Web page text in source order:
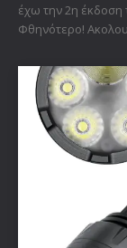
έχω την 2η έκδοση
Φθηνότερο!